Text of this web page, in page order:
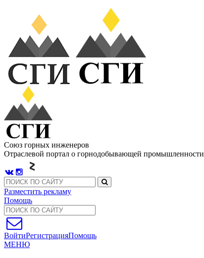
Союз горных инженеров
Отраслевой портал о горнодобывающей промышленности
Разместить рекламу
Помощь
ВойтиРегистрацияПомощь
МЕНЮ